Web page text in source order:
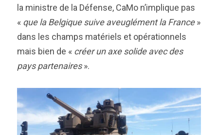
la ministre de la Défense, CaMo n’implique pas
« que la Belgique suive aveuglément la France»
dans les champs matériels et opérationnels
mais bien de « créer un axe solide avec des
pays partenaires».